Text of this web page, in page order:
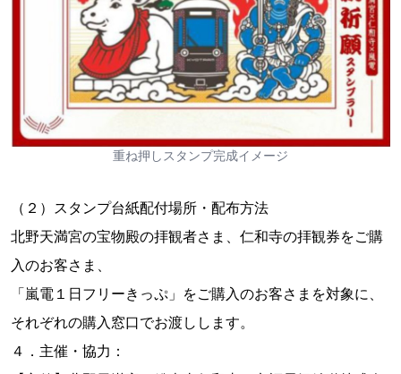
重ね押しスタンプ完成イメージ
（２）スタンプ台紙配付場所・配布方法
北野天満宮の宝物殿の拝観者さま、仁和寺の拝観券をご購
入のお客さま、
「嵐電１日フリーきっぷ」をご購入のお客さまを対象に、
それぞれの購入窓口でお渡しします。
４．主催・協力：